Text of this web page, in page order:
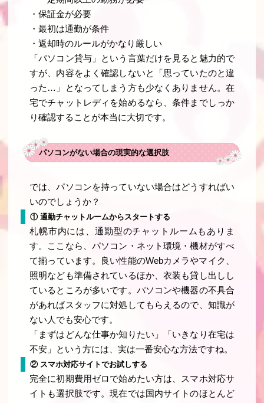
・保証金が必要
・最初は通勤が条件
・返却時のルールがかなり厳しい
「パソコン貸与」という言葉だけを見ると魅力的で
すが、内容をよく確認しないと「思っていたのと違
った…」となってしまう方も少なくありません。在
宅でチャットレディを始めるなら、条件までしっか
り確認することが本当に大切です。
パソコンがない場合の現実的な選択肢
では、パソコンを持っていない場合はどうすればい
いのでしょうか？
① 通勤チャットルームからスタートする
札幌市内には、通勤型のチャットルームもありま
す。ここなら、パソコン・ネット環境・機材がすべ
て揃っています。良い性能のWebカメラやマイク、
照明なども準備されているほか、衣装も貸し出しし
ているところが多いです。パソコンや機器の不具合
があればスタッフに対処してもらえるので、知識が
ない人でも安心です。
「まずはどんな仕事か知りたい」「いきなり在宅は
不安」という方には、実は一番安心な方法ですね。
② スマホ対応サイトでお試しする
完全に初期費用ゼロで始めたい方は、スマホ対応サ
イトも選択肢です。現在では国内サイトのほとんど